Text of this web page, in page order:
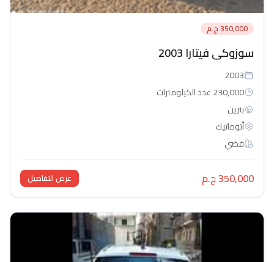
350,000 ج.م
سوزوكى فيتارا 2003
2003
230,000 عدد الكيلومترات
بنزين
أتوماتيك‎
فضي
350,000 ج.م عرض التفاصيل